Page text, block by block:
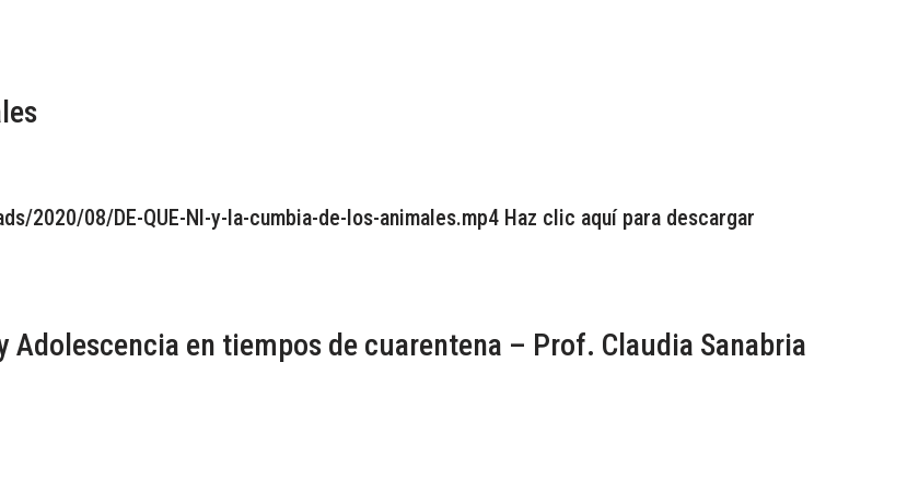
2020/08/DE-QUE-NI-y-la-cumbia-de-los-animales.mp4 Haz clic aquí para descargar
Adolescencia en tiempos de cuarentena – Prof. Claudia Sanabria